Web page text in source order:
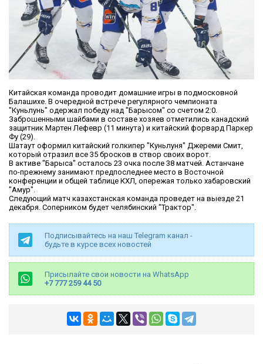
Китайская команда проводит домашние игры в подмосковной
Балашихе. В очередной встрече регулярного чемпионата
"Куньлунь" одержал победу над "Барысом" со счетом 2:0.
Заброшенными шайбами в составе хозяев отметились канадский
защитник Мартен Лефевр (11 минута) и китайский форвард Паркер
Фу (29).
Шатаут оформил китайский голкипер "Куньлуня" Джереми Смит,
который отразил все 35 бросков в створ своих ворот.
В активе "Барыса" осталось 23 очка после 38 матчей. Астанчане
по-прежнему занимают предпоследнее место в Восточной
конференции и общей таблице КХЛ, опережая только хабаровский
"Амур".
Следующий матч казахстанская команда проведет на выезде 21
декабря. Соперником будет челябинский "Трактор".
Подписывайтесь на наш Telegram канал -
будьте в курсе всех новостей
Присылайте свои новости на WhatsApp
+7 777 259 44 50